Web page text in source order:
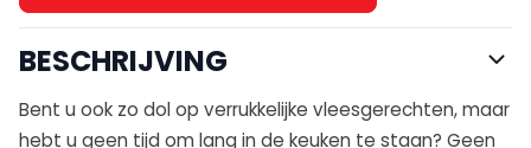
BESCHRIJVING
Bent u ook zo dol op verrukkelijke vleesgerechten, maar
hebt u geen tijd om lang in de keuken te staan? Geen